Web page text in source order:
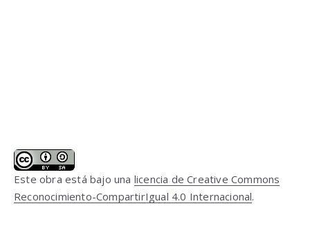
Este obra está bajo una licencia de Creative Commons
Reconocimiento-CompartirIgual 4.0 Internacional.